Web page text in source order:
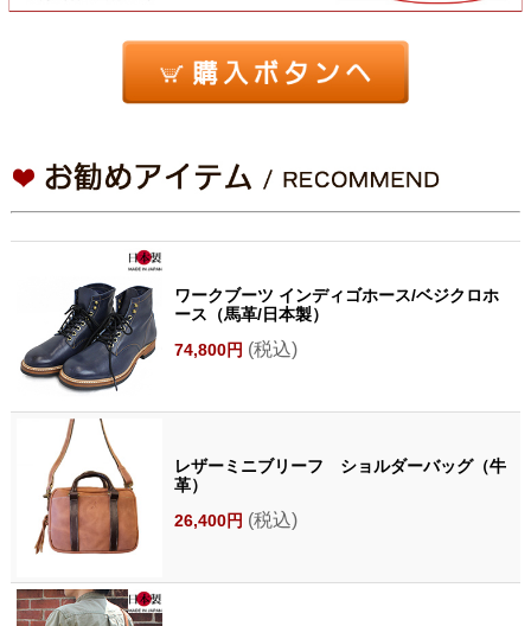
ワークブーツ インディゴホース/ベジクロホ
ース（馬革/日本製）
74,800円 (税込)
レザーミニブリーフ ショルダーバッグ（牛
革）
26,400円 (税込)